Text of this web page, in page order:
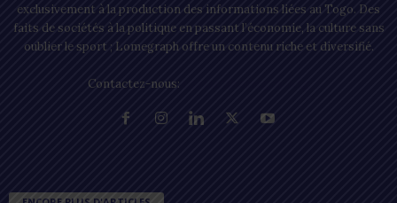
exclusivement à la production des informations liées au Togo. Des
faits de sociétés à la politique en passant l’économie, la culture sans
oublier le sport ; Lomegraph offre un contenu riche et diversifié.
Contactez-nous: